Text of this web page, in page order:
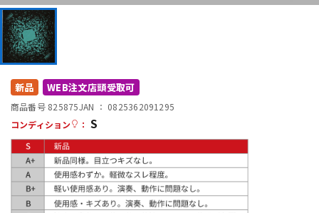
配信/ライブ機器
中古
新品 WEB注文店頭受取可
商品番号 825875JAN ： 0825362091295
コンディション
： S